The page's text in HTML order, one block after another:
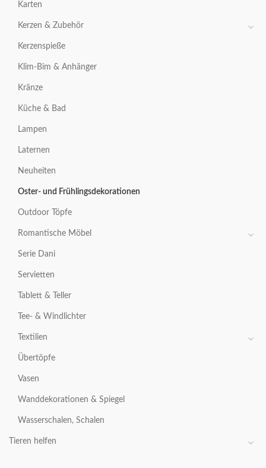
Karten
Kerzen & Zubehör
Kerzenspieße
Klim-Bim & Anhänger
Kränze
Küche & Bad
Lampen
Laternen
Neuheiten
Oster- und Frühlingsdekorationen
Outdoor Töpfe
Romantische Möbel
Serie Dani
Servietten
Tablett & Teller
Tee- & Windlichter
Textilien
Übertöpfe
Vasen
Wanddekorationen & Spiegel
Wasserschalen, Schalen
Tieren helfen